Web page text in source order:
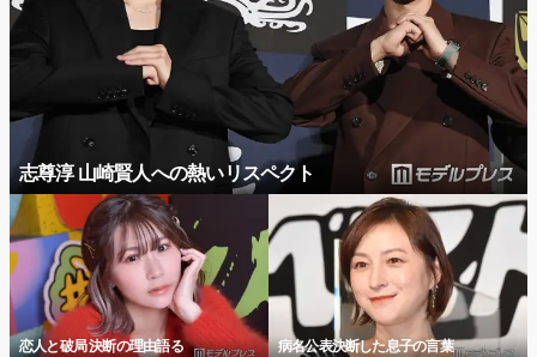
志尊淳 山崎賢人への熱いリスペクト
恋人と破局 決断の理由語る 病名公表決断した息子の言葉